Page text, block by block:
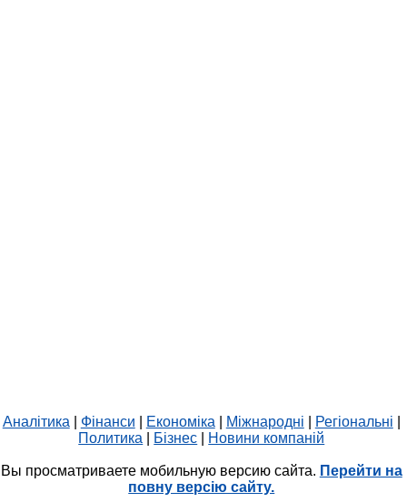
Аналітика Фінанси Економіка Міжнародні Регіональні
Политика
Бізнес Новини компаній
Вы просматриваете мобильную версию сайта. Перейти на
повну версію сайту.